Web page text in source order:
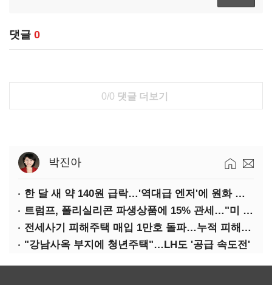
댓글 0
0/0 댓글 더보기
박진아
한 달 새 약 140원 급락…'역대급 엔저'에 원화 변곡점
트럼프, 폴리실리콘 파생상품에 15% 관세…"미 산업 재건"
전세사기 피해주택 매입 1만호 돌파…누적 피해자 4만278명
"강남사옥 부지에 청년주택"…LH도 '공급 속도전'